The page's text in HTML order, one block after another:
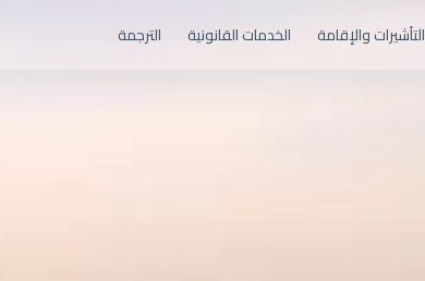
التأشيرات والإقامة الخدمات القانونية الترجمة